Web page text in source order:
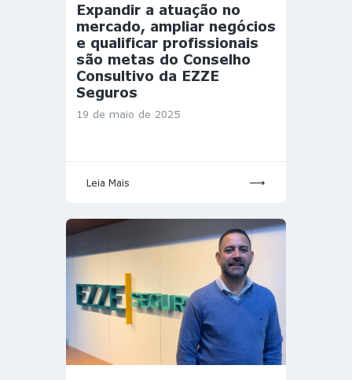
MULHERES
GESTORAS
HOMEST
HOME
Expandir a atuação no
mercado, ampliar negócios
e qualificar profissionais
são metas do Conselho
Consultivo da EZZE
Seguros
19 de maio de 2025
Leia Mais